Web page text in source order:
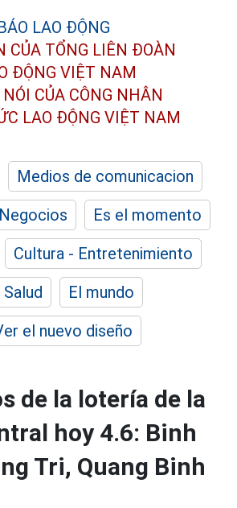
CỦA TỔNG LIÊN ĐOÀN
ĐỘNG VIỆT NAM
CỦA CÔNG NHÂN
LAO ĐỘNG VIỆT NAM
Medios de comunicacion
Negocios
Es el momento
Cultura - Entretenimiento
Salud
El mundo
el nuevo diseño
de la lotería de la
hoy 4.6: Binh
Tri, Quang Binh